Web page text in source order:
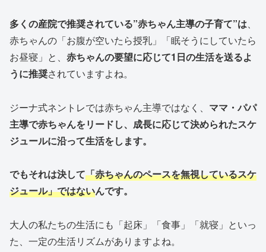
多くの産院で推奨されている”赤ちゃん主導の子育て”は、
赤ちゃんの「お腹が空いたら授乳」「眠そうにしていたら
お昼寝」と、 赤ちゃんの要望に応じて1日の生活を送るよ
うに推奨されていますよね。
ジーナ式ネントレでは赤ちゃん主導ではなく、 ママ・パパ
主導で赤ちゃんをリードし、成長に応じて決められたスケ
ジュールに沿って生活をします。
でもそれは決して「赤ちゃんのペースを無視しているスケ
ジュール」ではないんです。
大人の私たちの生活にも「起床」「食事」「就寝」といっ
た、一定の生活リズムがありますよね。